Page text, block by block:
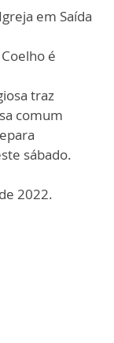
em Saída
é
traz
comum
sábado.
2022.